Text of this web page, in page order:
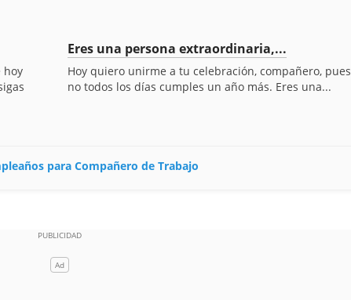
hoy
Eres una persona extraordinaria,...
Hoy quiero unirme a tu celebración, compañero, pues
no todos los días cumples un año más. Eres una...
para Compañero de Trabajo